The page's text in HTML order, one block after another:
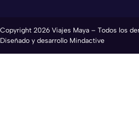
Copyright 2026 Viajes Maya – Todos los
Diseñado y desarrollo Mindactive